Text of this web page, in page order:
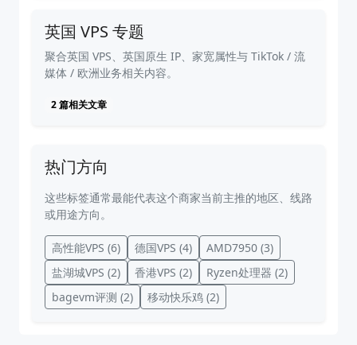
英国 VPS 专题
聚合英国 VPS、英国原生 IP、家宽属性与 TikTok / 流
媒体 / 欧洲业务相关内容。
2 篇相关文章
热门方向
这些标签通常最能代表这个商家当前主推的地区、线路
或用途方向。
高性能VPS (6) 德国VPS (4) AMD7950 (3)
盐湖城VPS (2) 香港VPS (2) Ryzen处理器 (2)
bagevm评测 (2) 移动快乐鸡 (2)